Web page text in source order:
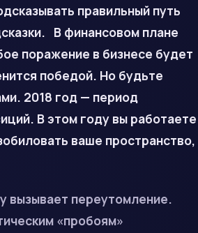
правильный путь
В финансовом плане
поражение в бизнесе будет
победой. Но будьте
2018 год — период
В этом году вы работаете
ваше пространство,
вызывает переутомление.
«пробоям»